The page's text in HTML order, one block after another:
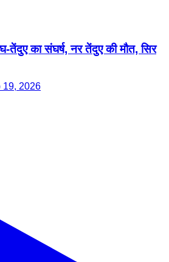
तेंदुए का संघर्ष, नर तेंदुए की मौत, सिर
19, 2026